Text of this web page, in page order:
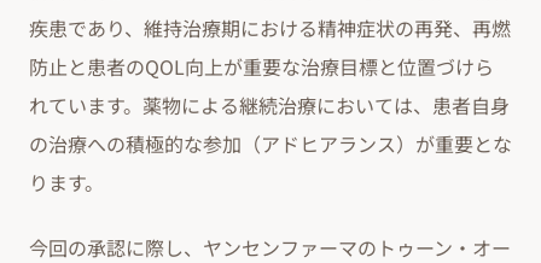
疾患であり、維持治療期における精神症状の再発、再燃
防止と患者のQOL向上が重要な治療目標と位置づけら
れています。薬物による継続治療においては、患者自身
の治療への積極的な参加（アドヒアランス）が重要とな
ります。
今回の承認に際し、ヤンセンファーマのトゥーン・オー